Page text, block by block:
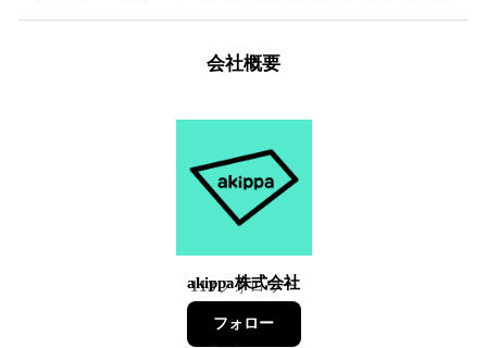
会社概要
akippa株式会社
113フォロワー
フォロー